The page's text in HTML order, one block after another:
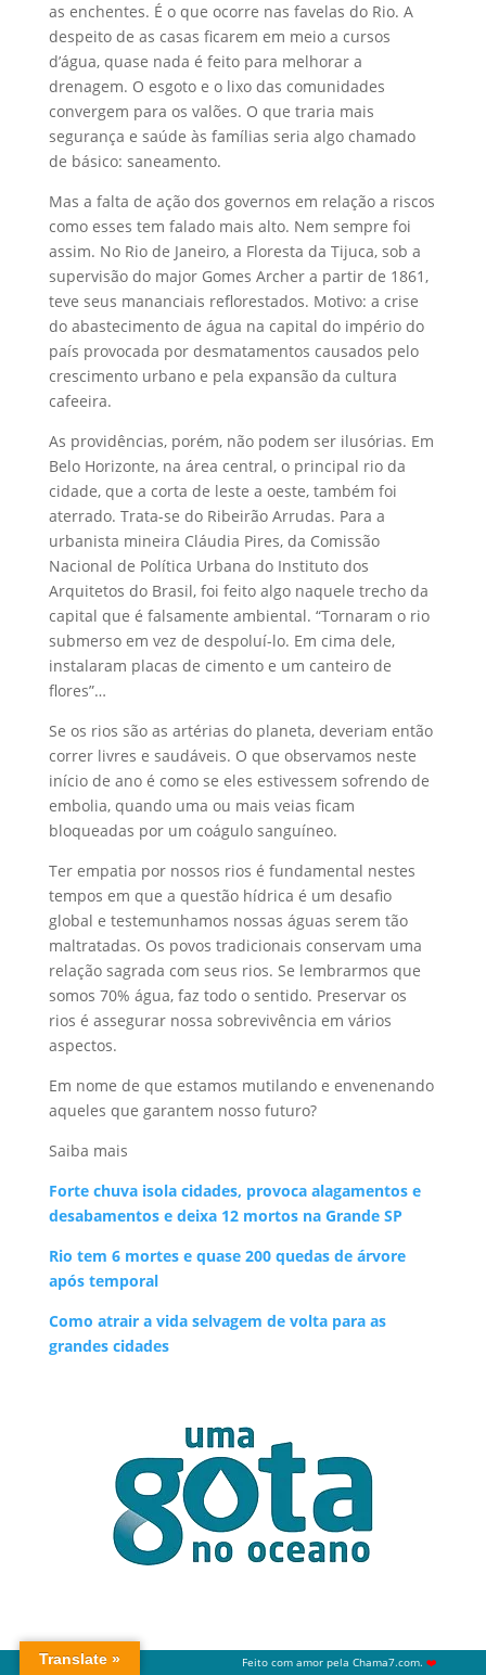
as enchentes. É o que ocorre nas favelas do Rio. A
despeito de as casas ficarem em meio a cursos
d’água, quase nada é feito para melhorar a
drenagem. O esgoto e o lixo das comunidades
convergem para os valões. O que traria mais
segurança e saúde às famílias seria algo chamado
de básico: saneamento.
Mas a falta de ação dos governos em relação a riscos
como esses tem falado mais alto. Nem sempre foi
assim. No Rio de Janeiro, a Floresta da Tijuca, sob a
supervisão do major Gomes Archer a partir de 1861,
teve seus mananciais reflorestados. Motivo: a crise
do abastecimento de água na capital do império do
país provocada por desmatamentos causados pelo
crescimento urbano e pela expansão da cultura
cafeeira.
As providências, porém, não podem ser ilusórias. Em
Belo Horizonte, na área central, o principal rio da
cidade, que a corta de leste a oeste, também foi
aterrado. Trata-se do Ribeirão Arrudas. Para a
urbanista mineira Cláudia Pires, da Comissão
Nacional de Política Urbana do Instituto dos
Arquitetos do Brasil, foi feito algo naquele trecho da
capital que é falsamente ambiental. “Tornaram o rio
submerso em vez de despoluí-lo. Em cima dele,
instalaram placas de cimento e um canteiro de
flores”…
Se os rios são as artérias do planeta, deveriam então
correr livres e saudáveis. O que observamos neste
início de ano é como se eles estivessem sofrendo de
embolia, quando uma ou mais veias ficam
bloqueadas por um coágulo sanguíneo.
Ter empatia por nossos rios é fundamental nestes
tempos em que a questão hídrica é um desafio
global e testemunhamos nossas águas serem tão
maltratadas. Os povos tradicionais conservam uma
relação sagrada com seus rios. Se lembrarmos que
somos 70% água, faz todo o sentido. Preservar os
rios é assegurar nossa sobrevivência em vários
aspectos.
Em nome de que estamos mutilando e envenenando
aqueles que garantem nosso futuro?
Saiba mais
Forte chuva isola cidades, provoca alagamentos e
desabamentos e deixa 12 mortos na Grande SP
Rio tem 6 mortes e quase 200 quedas de árvore
após temporal
Como atrair a vida selvagem de volta para as
grandes cidades
Feito com amor pelaChama7.com.❤️